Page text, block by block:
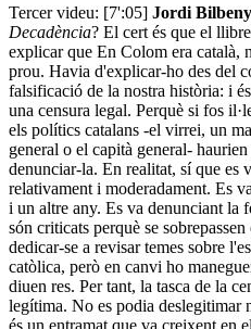
Tercer videu: [7':05] Jordi
Decadència? El cert és que el
explicar que En Colom era català,
prou. Havia d'explicar-ho des del
falsificació de la nostra història: i
una censura legal. Perquè si fos
els polítics catalans -el virrei, un
general o el capità general-
denunciar-la. En realitat, sí que es
relativament i moderadament. Es
i un altre any. Es va denunciant la
són criticats perquè se
dedicar-se a revisar temes sobre
catòlica, però en canvi ho
diuen res. Per tant, la tasca de la
legítima. No es podia deslegitimar
és un entramat que va creixent en